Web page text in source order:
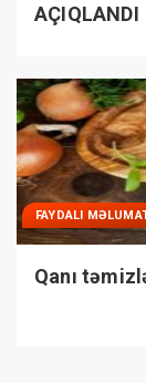
AÇIQLANDI
FAYDALI
Qanı